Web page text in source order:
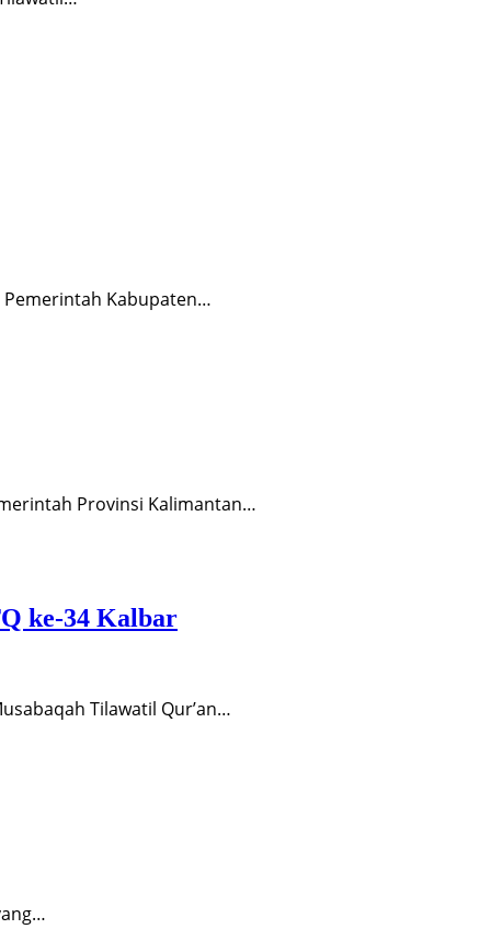
Pemerintah Kabupaten…
Provinsi Kalimantan…
ke-34 Kalbar
Tilawatil Qur’an…